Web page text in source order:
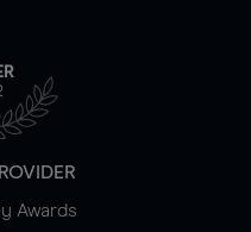
Awards